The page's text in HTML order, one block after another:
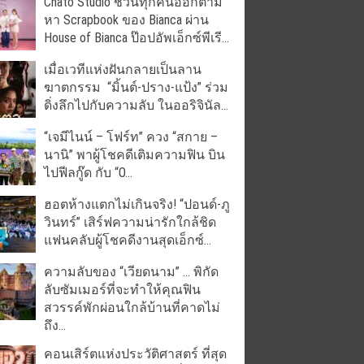
หา Scrapbook ของ Bianca ผ่าน
House of Bianca ป๊อปอัพเอ็กซ์พีเรี...
เมื่อเวทีแห่งฝันกลายเป็นลาน
ฆาตกรรม “มิ้นต์-ปราง-แป้ง” ร่วม
ดิ่งลึกไปกับความลับ ในออริจินัล...
“เจมีไนน์ – โฟร์ท” ควง “สกาย –
นานิ” พาผู้โชคดีเติมความฟิน บิน
ไปฟีลกู๊ด กับ “O...
ฮอตห้างแตกไม่เกินจริง! “ปอนด์-ภู
วินทร์” เสิร์ฟความน่ารักใกล้ชิด
แฟนคลับผู้โชคดีงานสุดเอ็กซ์...
ความลับของ “เวียดนาม” … พิกัด
ลับซัมเมอร์ที่จะทำให้คุณฟิน
สวรรค์พักผ่อนใกล้บ้านที่คาดไม่
ถึง...
คอนเสิร์ตแห่งประวัติศาสตร์ ที่สุด